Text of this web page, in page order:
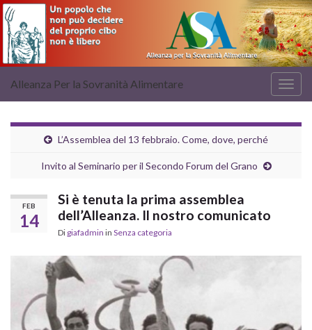
la
Alleanza Per la Sovranità Alimentare
L’Assemblea del 13 febbraio. Come, dove, perché
Invito al Seminario per il Secondo Forum del Grano
FEB
14
Si è tenuta la prima assemblea
dell’Alleanza. Il nostro comunicato
Di giafadmin in Senza categoria